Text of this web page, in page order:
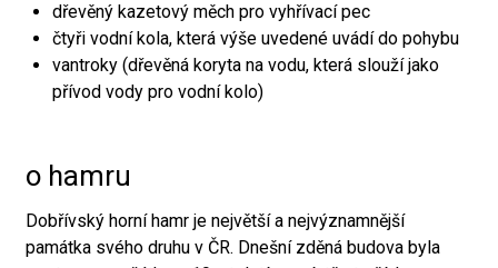
dřevěný kazetový měch pro vyhřívací pec
čtyři vodní kola, která výše uvedené uvádí do pohybu
vantroky (dřevěná koryta na vodu, která slouží jako
přívod vody pro vodní kolo)
o hamru
Dobřívský horní hamr je největší a nejvýznamnější
památka svého druhu v ČR. Dnešní zděná budova byla